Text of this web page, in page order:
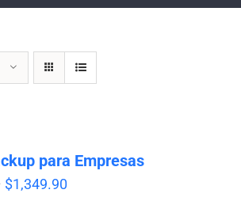
para Empresas
$1,349.90Price